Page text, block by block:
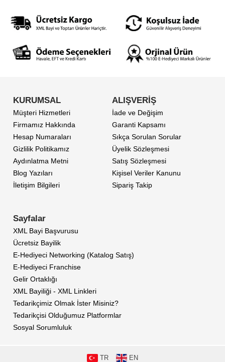
KURUMSAL
Müşteri Hizmetleri
Firmamız Hakkında
Hesap Numaraları
Gizlilik Politikamız
Aydınlatma Metni
Blog Yazıları
İletişim Bilgileri
ALIŞVERİŞ
İade ve Değişim
Garanti Kapsamı
Sıkça Sorulan Sorular
Üyelik Sözleşmesi
Satış Sözleşmesi
Kişisel Veriler Kanunu
Sipariş Takip
Sayfalar
XML Bayi Başvurusu
Ücretsiz Bayilik
E-Hediyeci Networking (Katalog Satış)
E-Hediyeci Franchise
Gelir Ortaklığı
XML Bayiliği - XML Linkleri
Tedarikçimiz Olmak İster Misiniz?
Tedarikçisi Olduğumuz Platformlar
Sosyal Sorumluluk
TR EN